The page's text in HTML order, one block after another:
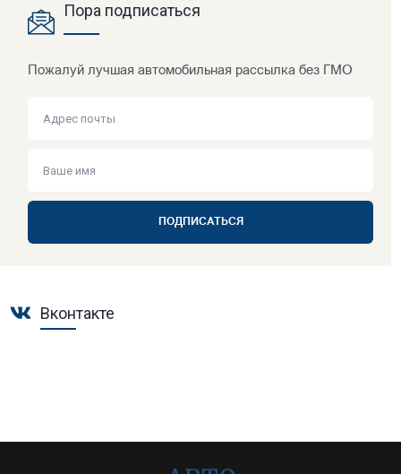
Пора подписаться
Пожалуй лучшая автомобильная рассылка без ГМО
ПОДПИСАТЬСЯ
Вконтакте